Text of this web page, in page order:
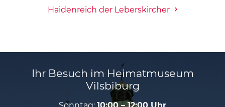
Haidenreich der Leberskircher
Ihr Besuch im Heimatmuseum
Vilsbiburg